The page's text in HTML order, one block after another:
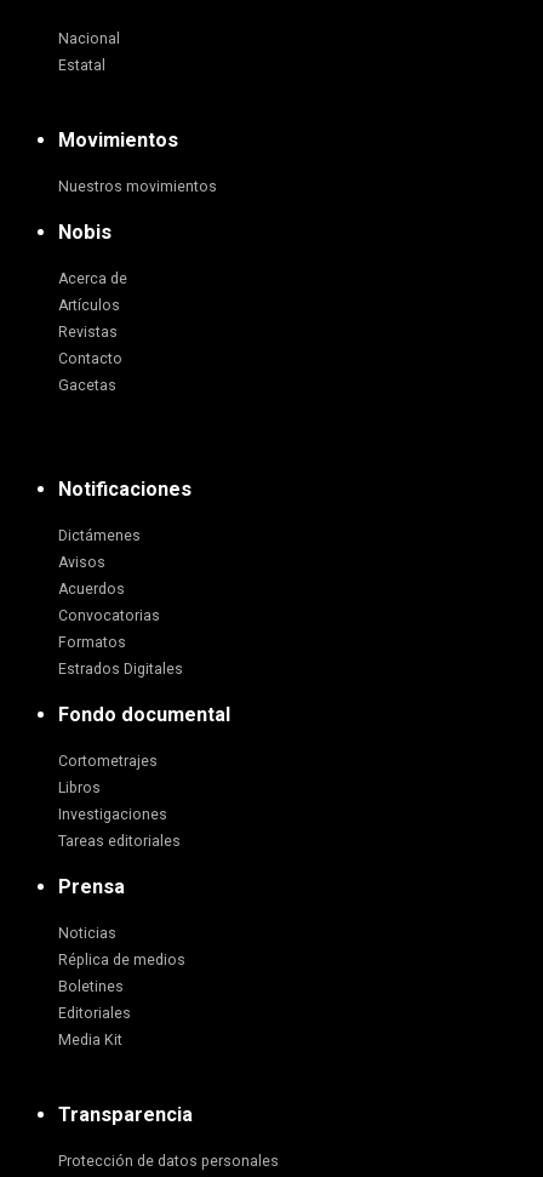
Nacional
Estatal
Movimientos
Nuestros movimientos
Nobis
Acerca de
Artículos
Revistas
Contacto
Gacetas
Notificaciones
Dictámenes
Avisos
Acuerdos
Convocatorias
Formatos
Estrados Digitales
Fondo documental
Cortometrajes
Libros
Investigaciones
Tareas editoriales
Prensa
Noticias
Réplica de medios
Boletines
Editoriales
Media Kit
Transparencia
Protección de datos personales